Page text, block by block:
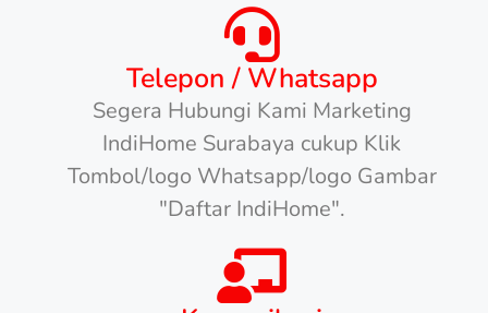
Telepon / Whatsapp
Segera Hubungi Kami Marketing
IndiHome Surabaya cukup Klik
Tombol/logo Whatsapp/logo Gambar
"Daftar IndiHome".